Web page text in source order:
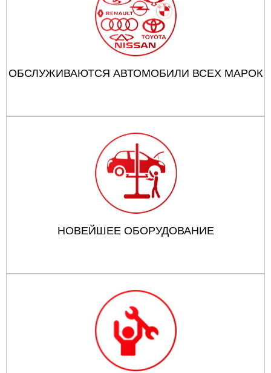
ОБСЛУЖИВАЮТСЯ АВТОМОБИЛИ ВСЕХ МАРОК
НОВЕЙШЕЕ ОБОРУДОВАНИЕ